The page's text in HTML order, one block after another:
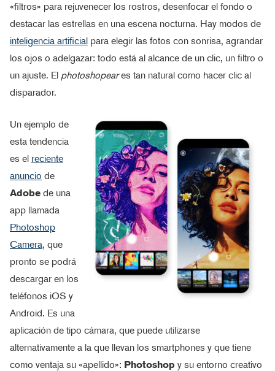
«filtros» para rejuvenecer los rostros, desenfocar el fondo o
destacar las estrellas en una escena nocturna. Hay modos de
inteligencia artificial para elegir las fotos con sonrisa, agrandar
los ojos o adelgazar: todo está al alcance de un clic, un filtro o
un ajuste. El photoshopeares tan natural como hacer clic al
disparador.
Un ejemplo de
esta tendencia
es el reciente
anuncio de
Adobe de una
app llamada
Photoshop
Camera, que
pronto se podrá
descargar en los
teléfonos iOS y
Android. Es una
aplicación de tipo cámara, que puede utilizarse
alternativamente a la que llevan los smartphones y que tiene
como ventaja su «apellido»: Photoshop y su entorno creativo